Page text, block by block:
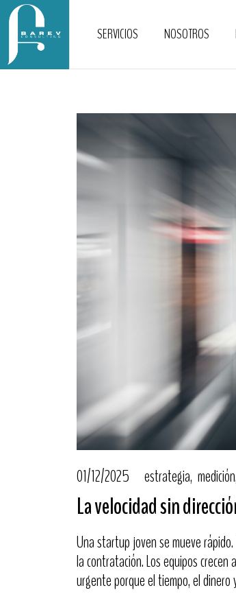
SERVICIOS NOSOTROS
01/12/2025 estrategia medición
La velocidad sin
Una startup joven se mueve
la contratación. Los equipos
urgente porque el tiempo, el dinero